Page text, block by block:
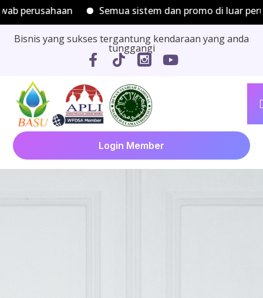
Semua sistem dan promo di luar
Bisnis yang sukses tergantung kendaraan yang anda
tunggangi
Login Member